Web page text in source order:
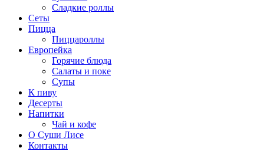
Сладкие роллы
Сеты
Пицца
Пиццароллы
Европейка
Горячие блюда
Салаты и поке
Супы
К пиву
Десерты
Напитки
Чай и кофе
О Суши Лисе
Контакты